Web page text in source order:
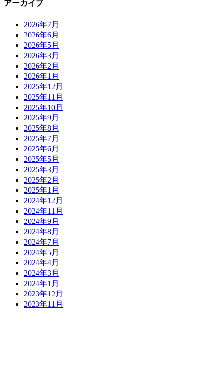
アーカイブ
2026年7月
2026年6月
2026年5月
2026年3月
2026年2月
2026年1月
2025年12月
2025年11月
2025年10月
2025年9月
2025年8月
2025年7月
2025年6月
2025年5月
2025年3月
2025年2月
2025年1月
2024年12月
2024年11月
2024年9月
2024年8月
2024年7月
2024年5月
2024年4月
2024年3月
2024年1月
2023年12月
2023年11月